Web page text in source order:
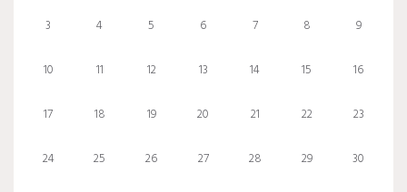
3 4 5 6 7 8 9
10 11 12 13 14 15 16
17 18 19 20 21 22 23
24 25 26 27 28 29 30